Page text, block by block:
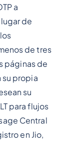
a
de
de tres
páginas de
su propia
su
para flujos
Central
en Jio,